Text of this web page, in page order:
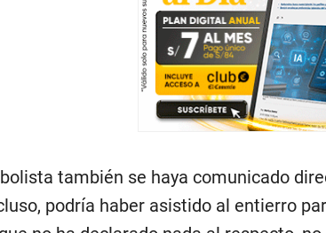
también se haya comunicado
podría haber asistido al entierro